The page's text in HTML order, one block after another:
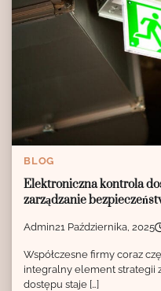
BLOG
Elektroniczna kontrola
zarządzanie
Admin21 Października, 2025
Współczesne firmy coraz
integralny element strategii
dostępu staje […]